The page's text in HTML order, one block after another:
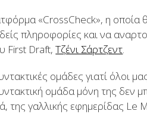
«CrossCheck», η οποία
πληροφορίες και να
First Draft,Τζένι Σάρτζεντ.
ομάδες γιατί όλοι
ομάδα μόνη της δεν
της γαλλικής εφημερίδας Le